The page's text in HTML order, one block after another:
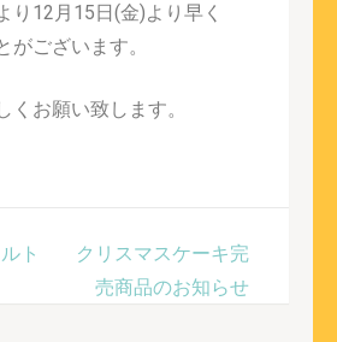
り12月15日(金)より早く
がございます。
くお願い致します。
ト
クリスマスケーキ完
売商品のお知らせ